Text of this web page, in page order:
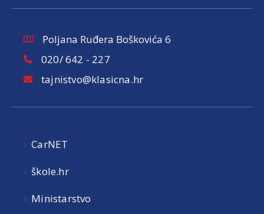
Poljana Ruđera Boškovića 6
020/ 642 - 227
tajnistvo@klasicna.hr
CarNET
škole.hr
Ministarstvo